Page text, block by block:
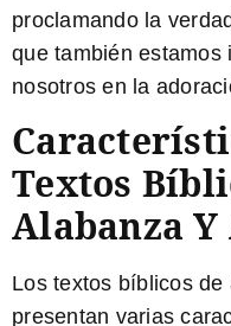
proclamando la
que también estamos
nosotros en la
Textos
Alabanza
Los textos bíblicos
presentan varias